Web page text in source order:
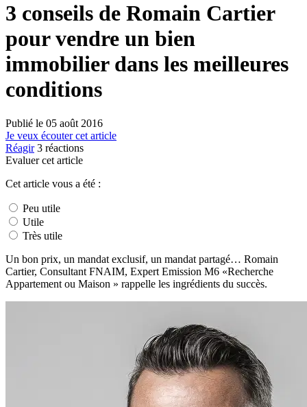
3 conseils de Romain Cartier
pour vendre un bien
immobilier dans les meilleures
conditions
Publié le 05 août 2016
Je veux écouter cet article
Réagir 3 réactions
Evaluer cet article
Cet article vous a été :
Peu utile
Utile
Très utile
Un bon prix, un mandat exclusif, un mandat partagé… Romain
Cartier, Consultant FNAIM, Expert Emission M6 «Recherche
Appartement ou Maison » rappelle les ingrédients du succès.